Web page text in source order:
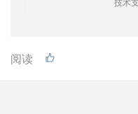
技术
阅读